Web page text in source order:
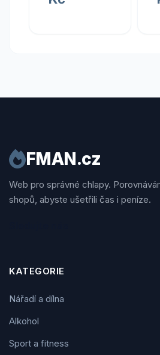
FMAN.cz
Web pro správné chlapy.
shopů, abyste ušetřili čas i peníze.
KATEGORIE
Nářadí a dílna
Alkohol
Sport a fitness